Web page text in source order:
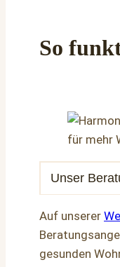
So
Unser
Auf unserer
gesunden